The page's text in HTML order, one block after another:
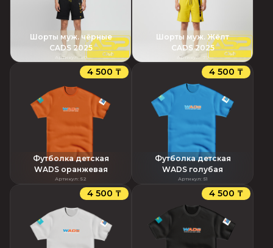
Шорты муж. чёрные
CADS 2025
Артикул :80
Шорты муж. Жёлт
CADS 2025
Артикул: 79
4 500 ₸
Футболка детская
WADS оранжевая
Артикул: 52
4 500 ₸
Футболка детская
WADS голубая
Артикул: 51
4 500 ₸ 4 500 ₸